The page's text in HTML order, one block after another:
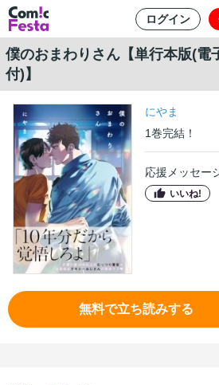
ログイン
僕のおまわりさん【単行本版(電
付)】
にやま
1巻完結！
応援メッセー
いいね!
無料で立ち読みする